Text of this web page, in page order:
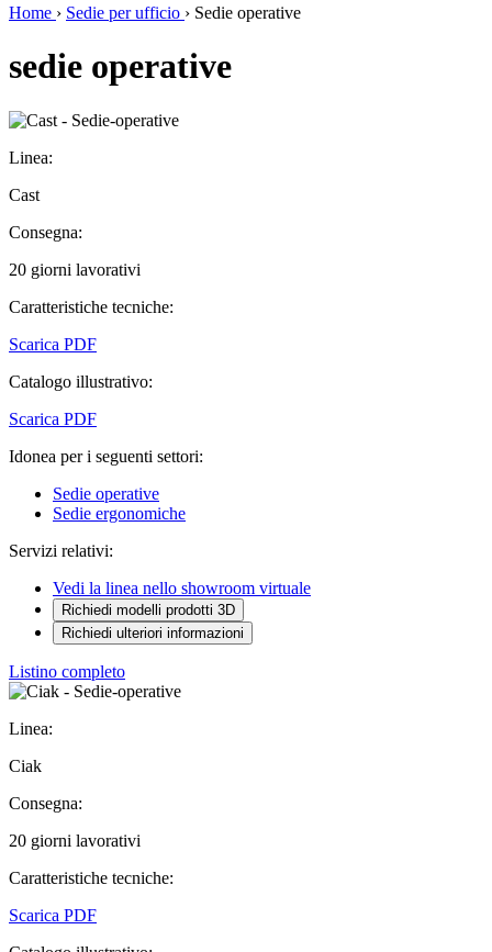
Home › Sedie per ufficio › Sedie operative
sedie operative
Linea:
Cast
Consegna:
20 giorni lavorativi
Caratteristiche tecniche:
Scarica PDF
Catalogo illustrativo:
Scarica PDF
Idonea per i seguenti settori:
Sedie operative
Sedie ergonomiche
Servizi relativi:
Vedi la linea nello showroom virtuale
Richiedi modelli prodotti 3D
Richiedi ulteriori informazioni
Listino completo
Linea:
Ciak
Consegna:
20 giorni lavorativi
Caratteristiche tecniche:
Scarica PDF